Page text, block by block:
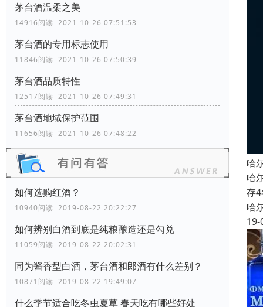
茅台酒温柔之美
14916阅读 2021-10-26 07:51:53
茅台酒的专用标志使用
11846阅读 2021-10-26 07:50:39
茅台酒品质特性
12517阅读 2021-10-26 07:49:31
茅台酒地域保护范围
11656阅读 2021-10-26 07:48:22
如何选购红酒？
10940阅读 2019-08-22 20:22:27
如何辨别白酒到底是纯粮酿造还是勾兑
11059阅读 2019-08-22 20:02:31
同为酱香型白酒，茅台酒和郎酒有什么差别？
10871阅读 2019-08-22 19:49:07
什么季节适合吃冬虫夏草 春天吃有哪些好处
哈
哈
存
哈
19-